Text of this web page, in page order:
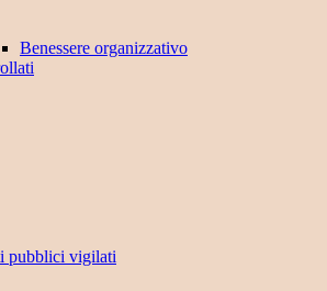
Benessere organizzativo
pubblici vigilati